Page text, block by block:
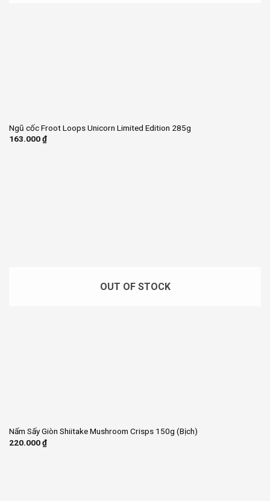
Ngũ cốc Froot Loops Unicorn Limited Edition 285g
163.000₫
OUT OF STOCK
Nấm Sấy Giòn Shiitake Mushroom Crisps 150g (Bịch)
220.000₫